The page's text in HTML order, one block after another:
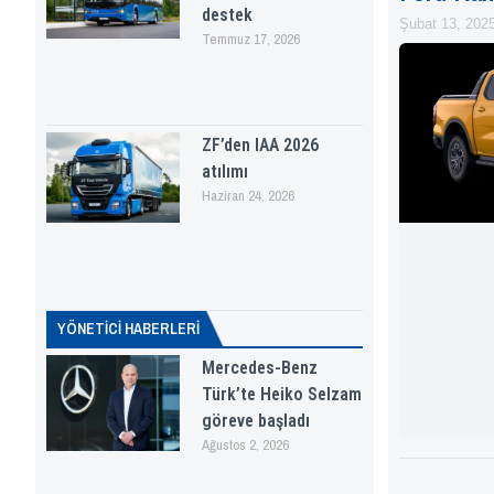
destek
Temmuz 17, 2026
ZF’den IAA 2026
atılımı
Haziran 24, 2026
YÖNETICI HABERLERI
Mercedes-Benz
Türk’te Heiko Selzam
göreve başladı
Ağustos 2, 2026
Şubat 13,